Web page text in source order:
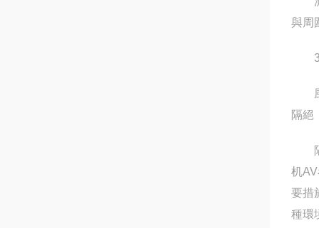
與周
3.
風
隔絕
隔
机
要措
種環